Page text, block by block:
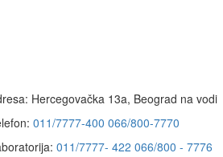
Hercegovačka 13a, Beograd na vodi
011/7777-400 066/800-7770
011/7777- 422 066/800 - 7776